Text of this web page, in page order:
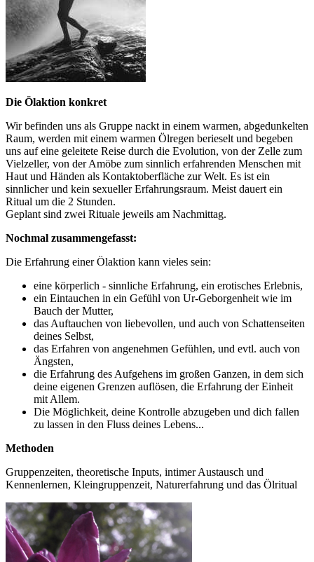
Die Ölaktion konkret
Wir befinden uns als Gruppe nackt in einem warmen, abgedunkelten
Raum, werden mit einem warmen Ölregen berieselt und begeben
uns auf eine geleitete Reise durch die Evolution, von der Zelle zum
Vielzeller, von der Amöbe zum sinnlich erfahrenden Menschen mit
Haut und Händen als Kontaktoberfläche zur Welt. Es ist ein
sinnlicher und kein sexueller Erfahrungsraum. Meist dauert ein
Ritual um die 2 Stunden.
Geplant sind zwei Rituale jeweils am Nachmittag.
Nochmal zusammengefasst:
Die Erfahrung einer Ölaktion kann vieles sein:
eine körperlich - sinnliche Erfahrung, ein erotisches Erlebnis,
ein Eintauchen in ein Gefühl von Ur-Geborgenheit wie im
Bauch der Mutter,
das Auftauchen von liebevollen, und auch von Schattenseiten
deines Selbst,
das Erfahren von angenehmen Gefühlen, und evtl. auch von
Ängsten,
die Erfahrung des Aufgehens im großen Ganzen, in dem sich
deine eigenen Grenzen auflösen, die Erfahrung der Einheit
mit Allem.
Die Möglichkeit, deine Kontrolle abzugeben und dich fallen
zu lassen in den Fluss deines Lebens...
Methoden
Gruppenzeiten, theoretische Inputs, intimer Austausch und
Kennenlernen, Kleingruppenzeit, Naturerfahrung und das Ölritual